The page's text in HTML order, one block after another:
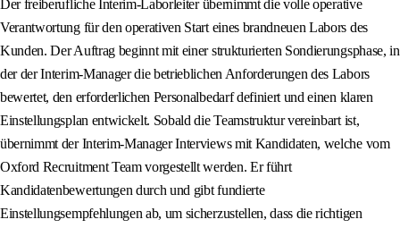
Der freiberufliche Interim-Laborleiter übernimmt die volle operative
Verantwortung für den operativen Start eines brandneuen Labors des
Kunden. Der Auftrag beginnt mit einer strukturierten Sondierungsphase, in
der der Interim-Manager die betrieblichen Anforderungen des Labors
bewertet, den erforderlichen Personalbedarf definiert und einen klaren
Einstellungsplan entwickelt. Sobald die Teamstruktur vereinbart ist,
übernimmt der Interim-Manager Interviews mit Kandidaten, welche vom
Oxford Recruitment Team vorgestellt werden. Er führt
Kandidatenbewertungen durch und gibt fundierte
Einstellungsempfehlungen ab, um sicherzustellen, dass die richtigen